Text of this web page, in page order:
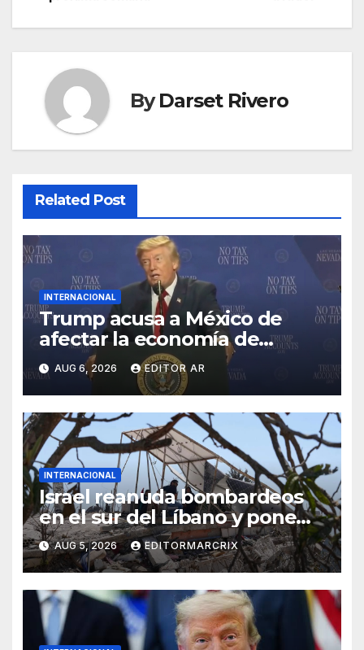
navigation
ByDarset Rivero
Related Post
INTERNACIONAL
Trump acusa a México de
afectar la economía de
Estados Unidos con arancele
AUG 6, 2026 EDITOR AR
INTERNACIONAL
Israel reanuda bombardeos
en el sur del Líbano y pone
en riesgo diálogo de paz
AUG 5, 2026 EDITORMARCRIX